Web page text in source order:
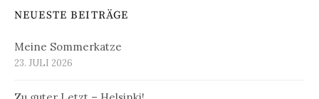
NEUESTE BEITRÄGE
Meine Sommerkatze
23. JULI 2026